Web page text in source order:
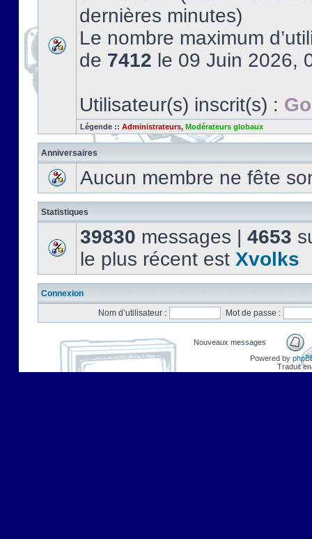
dernières minutes)
Le nombre maximum
de 7412 le 09 Juin 2026,
Utilisateur(s) inscrit(s) :
Légende :: Administrateurs, Modérateurs globaux
Anniversaires
Aucun membre ne fête
Statistiques
39830 messages | 4653
le plus récent est Xvolks
Connexion
Nom d’utilisateur :
Mot de passe :
Nouveaux messages
Powered by
Traduit